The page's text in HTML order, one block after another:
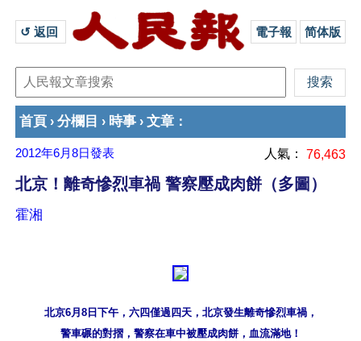
↺ 返回 電子報 简体版
首頁 › 分欄目 › 時事 › 文章 ：
2012年6月8日發表 人氣： 76,463
北京！離奇慘烈車禍 警察壓成肉餅（多圖）
霍湘
北京6月8日下午，六四僅過四天，北京發生離奇慘烈車禍，
警車碾的對摺，警察在車中被壓成肉餅，血流滿地！